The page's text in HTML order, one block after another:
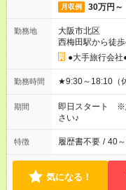
月収例 30万円～
勤務地
大阪市北区
西梅田駅から徒
●大手旅行会社
勤務時間 ★9:30～18:10（
期間
即日スタート ※
さい♪
特徴 履歴書不要 / 40
気になる！